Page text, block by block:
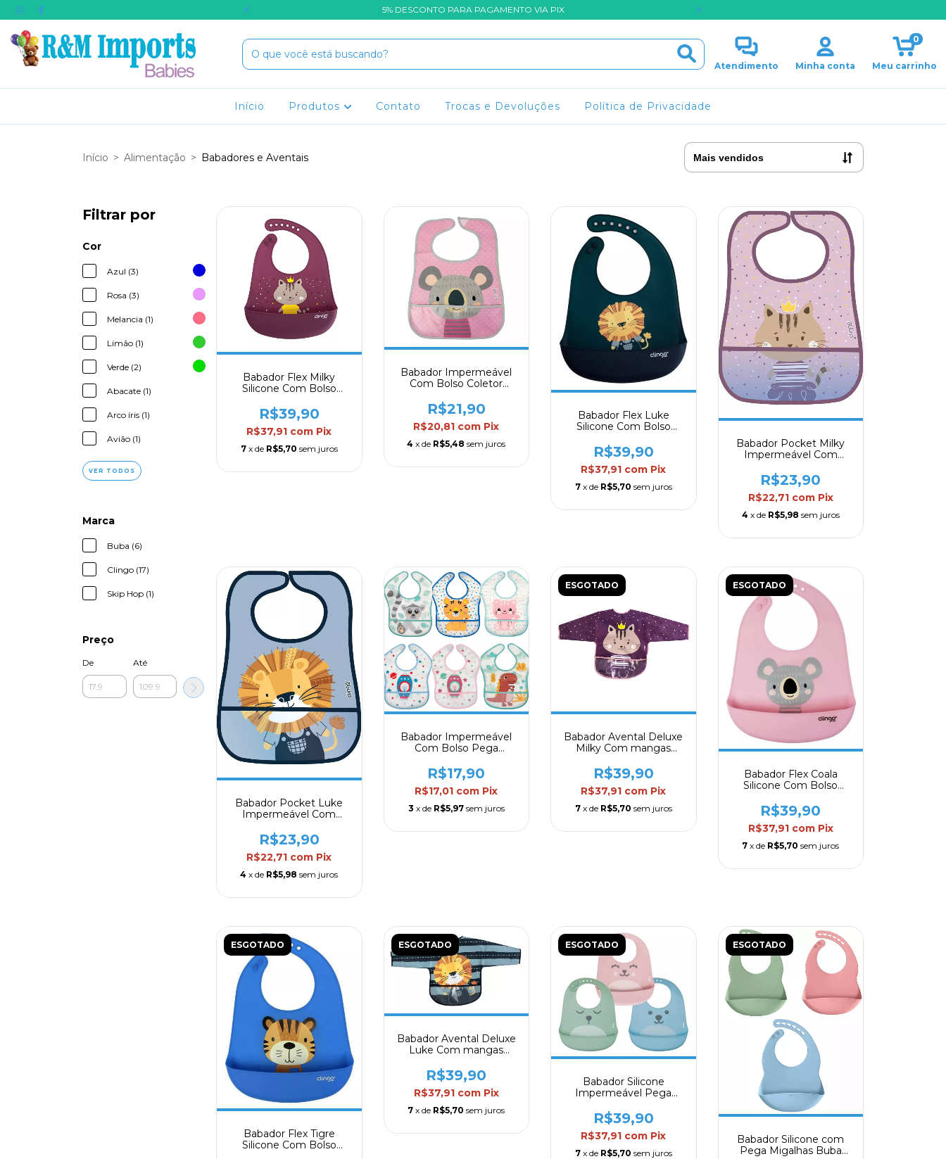
COMPRA USE O CUPOM BEMVINDO 5% DESCONTO PARA PAGAMENTO VIA PIX
Atendimento Minha conta Meu carrinho
0
Início Produtos Contato Trocas e Devoluções Política de Privacidade
Início > Alimentação > Babadores e Aventais
Filtrar por
Cor
Azul (3)
Rosa (3)
Melancia (1)
Limão (1)
Verde (2)
Abacate (1)
Arco íris (1)
Avião (1)
VER TODOS
Marca
Buba (6)
Clingo (17)
Skip Hop (1)
Preço
De Até
Babador Flex Milky
Silicone Com Bolso
R$39,90
R$37,91 com Pix
7 x de R$5,70 sem juros
Babador Impermeável
Com Bolso Coletor
R$21,90
R$20,81 com Pix
4 x de R$5,48 sem juros
Babador Flex Luke
Silicone Com Bolso
R$39,90
R$37,91 com Pix
7 x de R$5,70 sem juros
Babador Pocket Milky
Impermeável Com
R$23,90
R$22,71 com Pix
4 x de R$5,98 sem juros
Babador Pocket Luke
Impermeável Com
R$23,90
R$22,71 com Pix
4 x de R$5,98 sem juros
Babador Impermeável
Com Bolso Pega
R$17,90
R$17,01 com Pix
3 x de R$5,97 sem juros
ESGOTADO
Babador Avental Deluxe
Milky Com mangas
Clingo
R$39,90
R$37,91 com Pix
7 x de R$5,70 sem juros
ESGOTADO
Babador Flex Coala
Silicone Com Bolso
R$39,90
R$37,91 com Pix
7 x de R$5,70 sem juros
ESGOTADO
Babador Flex Tigre
Silicone Com Bolso
ESGOTADO
Babador Avental Deluxe
Luke Com mangas
Clingo
R$39,90
R$37,91 com Pix
7 x de R$5,70 sem juros
ESGOTADO
Babador Silicone
Impermeável Pega
R$39,90
R$37,91 com Pix
7 x de R$5,70 sem juros
ESGOTADO
Babador Silicone com
Pega Migalhas Buba